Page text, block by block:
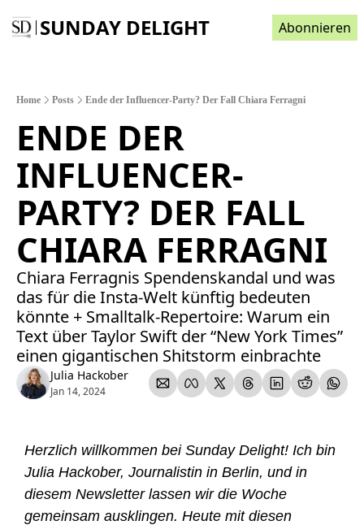
SUNDAY DELIGHT Abonnieren
Home Posts Ende der Influencer-Party? Der Fall Chiara Ferragni
ENDE DER
INFLUENCER-
PARTY? DER FALL
CHIARA FERRAGNI
Chiara Ferragnis Spendenskandal und was
das für die Insta-Welt künftig bedeuten
könnte + Smalltalk-Repertoire: Warum ein
Text über Taylor Swift der “New York Times”
einen gigantischen Shitstorm einbrachte
Julia Hackober
Jan 14, 2024
Herzlich willkommen bei Sunday Delight! Ich bin
Julia Hackober, Journalistin in Berlin, und in
diesem Newsletter lassen wir die Woche
gemeinsam ausklingen. Heute mit diesen